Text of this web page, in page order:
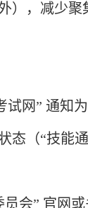
），减少聚
网” 通知为
（“技能通
会” 官网